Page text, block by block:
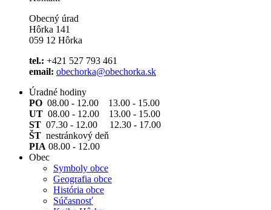
Obecný úrad
Hôrka 141
059 12 Hôrka
tel.: +421 527 793 461
email: obechorka@obechorka.sk
Úradné hodiny
PO 08.00 - 12.00 13.00 - 15.00
UT 08.00 - 12.00 13.00 - 15.00
ST 07.30 - 12.00 12.30 - 17.00
ŠT nestránkový deň
PIA 08.00 - 12.00
Obec
Symboly obce
Geografia obce
História obce
Súčasnosť